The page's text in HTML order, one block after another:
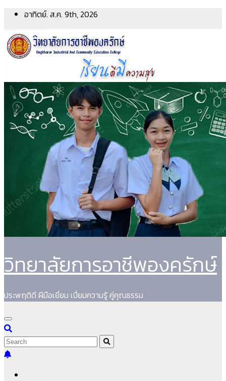
Skip
content
อาทิตย์. ส.ค. 9th, 2026
วิทยาลัยการอาชีพองครักษ์
ประพฤติดี ฝีมือเยี่ยม เปี่ยมความรู้ คู่คุณธรรม